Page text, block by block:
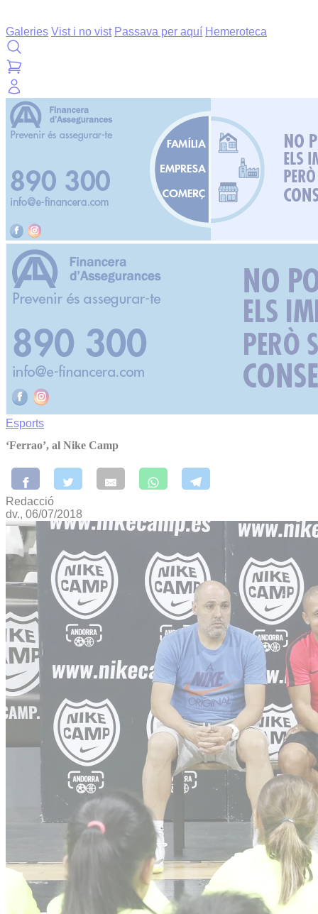
Galeries Vist i no vist Passava per aquí Hemeroteca
Esports
‘Ferrao’, al Nike Camp
Redacció
dv., 06/07/2018